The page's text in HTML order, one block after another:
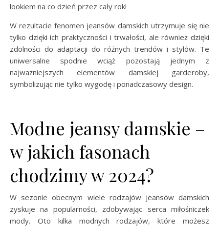
lookiem na co dzień przez cały rok!
W rezultacie fenomen jeansów damskich utrzymuje się nie
tylko dzięki ich praktyczności i trwałości, ale również dzięki
zdolności do adaptacji do różnych trendów i stylów. Te
uniwersalne spodnie wciąż pozostają jednym z
najważniejszych elementów damskiej garderoby,
symbolizując nie tylko wygodę i ponadczasowy design.
Modne jeansy damskie –
w jakich fasonach
chodzimy w 2024?
W sezonie obecnym wiele rodzajów jeansów damskich
zyskuje na popularności, zdobywając serca miłośniczek
mody. Oto kilka modnych rodzajów, które możesz